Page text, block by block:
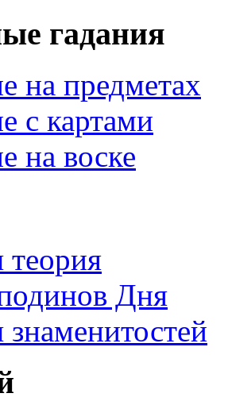
гадания
на предметах
с картами
на воске
Дня